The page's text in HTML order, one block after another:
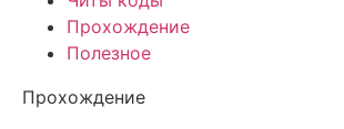
Прохождение
Полезное
Прохождение